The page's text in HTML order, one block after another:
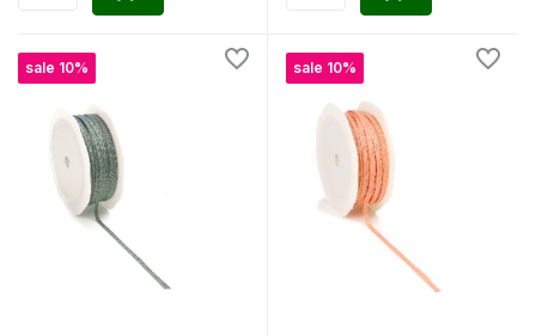
sale 10% sale 10%